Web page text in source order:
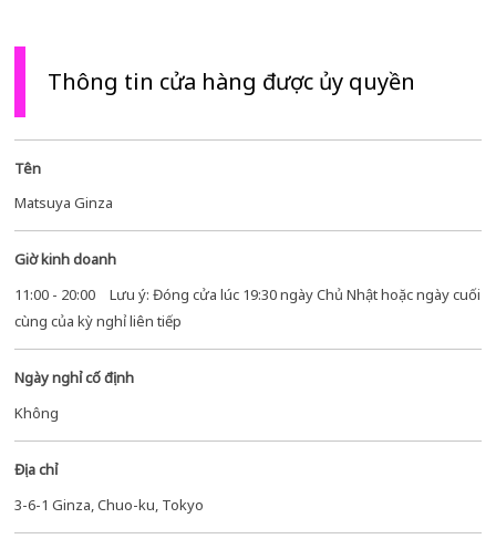
Thông tin cửa hàng được ủy quyền
Tên
Matsuya Ginza
Giờ kinh doanh
11:00 - 20:00 Lưu ý: Đóng cửa lúc 19:30 ngày Chủ Nhật hoặc ngày cuối
cùng của kỳ nghỉ liên tiếp
Ngày nghỉ cố định
Không
Địa chỉ
3-6-1 Ginza, Chuo-ku, Tokyo